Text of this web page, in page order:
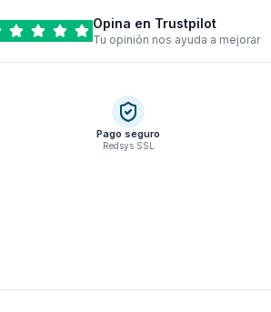
Opina en Trustpilot
Tu opinión nos ayuda a mejorar
Pago seguro
Redsys SSL